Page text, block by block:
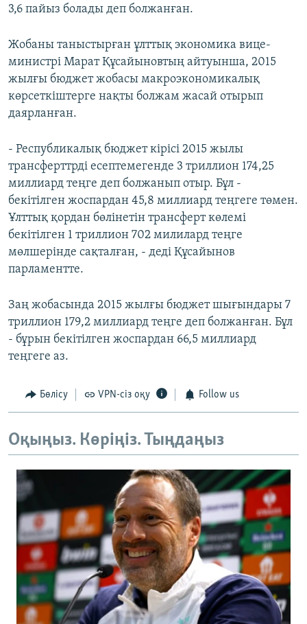
3,6 пайыз болады деп болжанған.
Жобаны таныстырған ұлттық экономика вице-
министрі Марат Құсайыновтың айтуынша, 2015
жылғы бюджет жобасы макроэкономикалық
көрсеткіштерге нақты болжам жасай отырып
даярланған.
- Республикалық бюджет кірісі 2015 жылы
трансферттрді есептемегенде 3 триллион 174,25
миллиард теңге деп болжанып отыр. Бұл -
бекітілген жоспардан 45,8 миллиард теңгеге төмен.
Ұлттық қордан бөлінетін трансферт көлемі
бекітілген 1 триллион 702 милилард теңге
мөлшерінде сақталған, - деді Құсайынов
парламентте.
Заң жобасында 2015 жылғы бюджет шығындары 7
триллион 179,2 миллиард теңге деп болжанған. Бұл
- бұрын бекітілген жоспардан 66,5 миллиард
теңгеге аз.
Бөлісу VPN-сіз оқу Follow us
Оқыңыз. Көріңіз. Тыңдаңыз